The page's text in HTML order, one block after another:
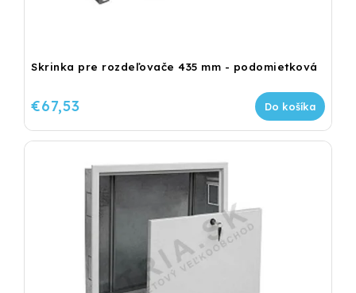
Skrinka pre rozdeľovače 435 mm - podomietková
€67,53 Do košíka